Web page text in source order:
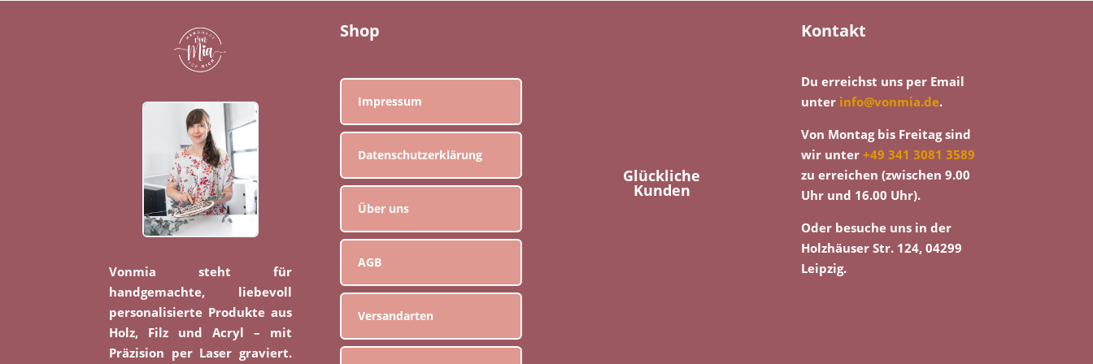
Vonmia steht für
handgemachte, liebevoll
personalisierte Produkte aus
Holz, Filz und Acryl – mit
Präzision per Laser graviert.
Shop
Impressum
Datenschutzerklärung
Über uns
AGB
Versandarten
Glückliche
Kunden
Kontakt
Du erreichst uns per Email
unter info@vonmia.de.
Von Montag bis Freitag sind
wir unter+49 341 3081 3589
zu erreichen (zwischen 9.00
Uhr und 16.00 Uhr).
Oder besuche uns in der
Holzhäuser Str. 124, 04299
Leipzig.